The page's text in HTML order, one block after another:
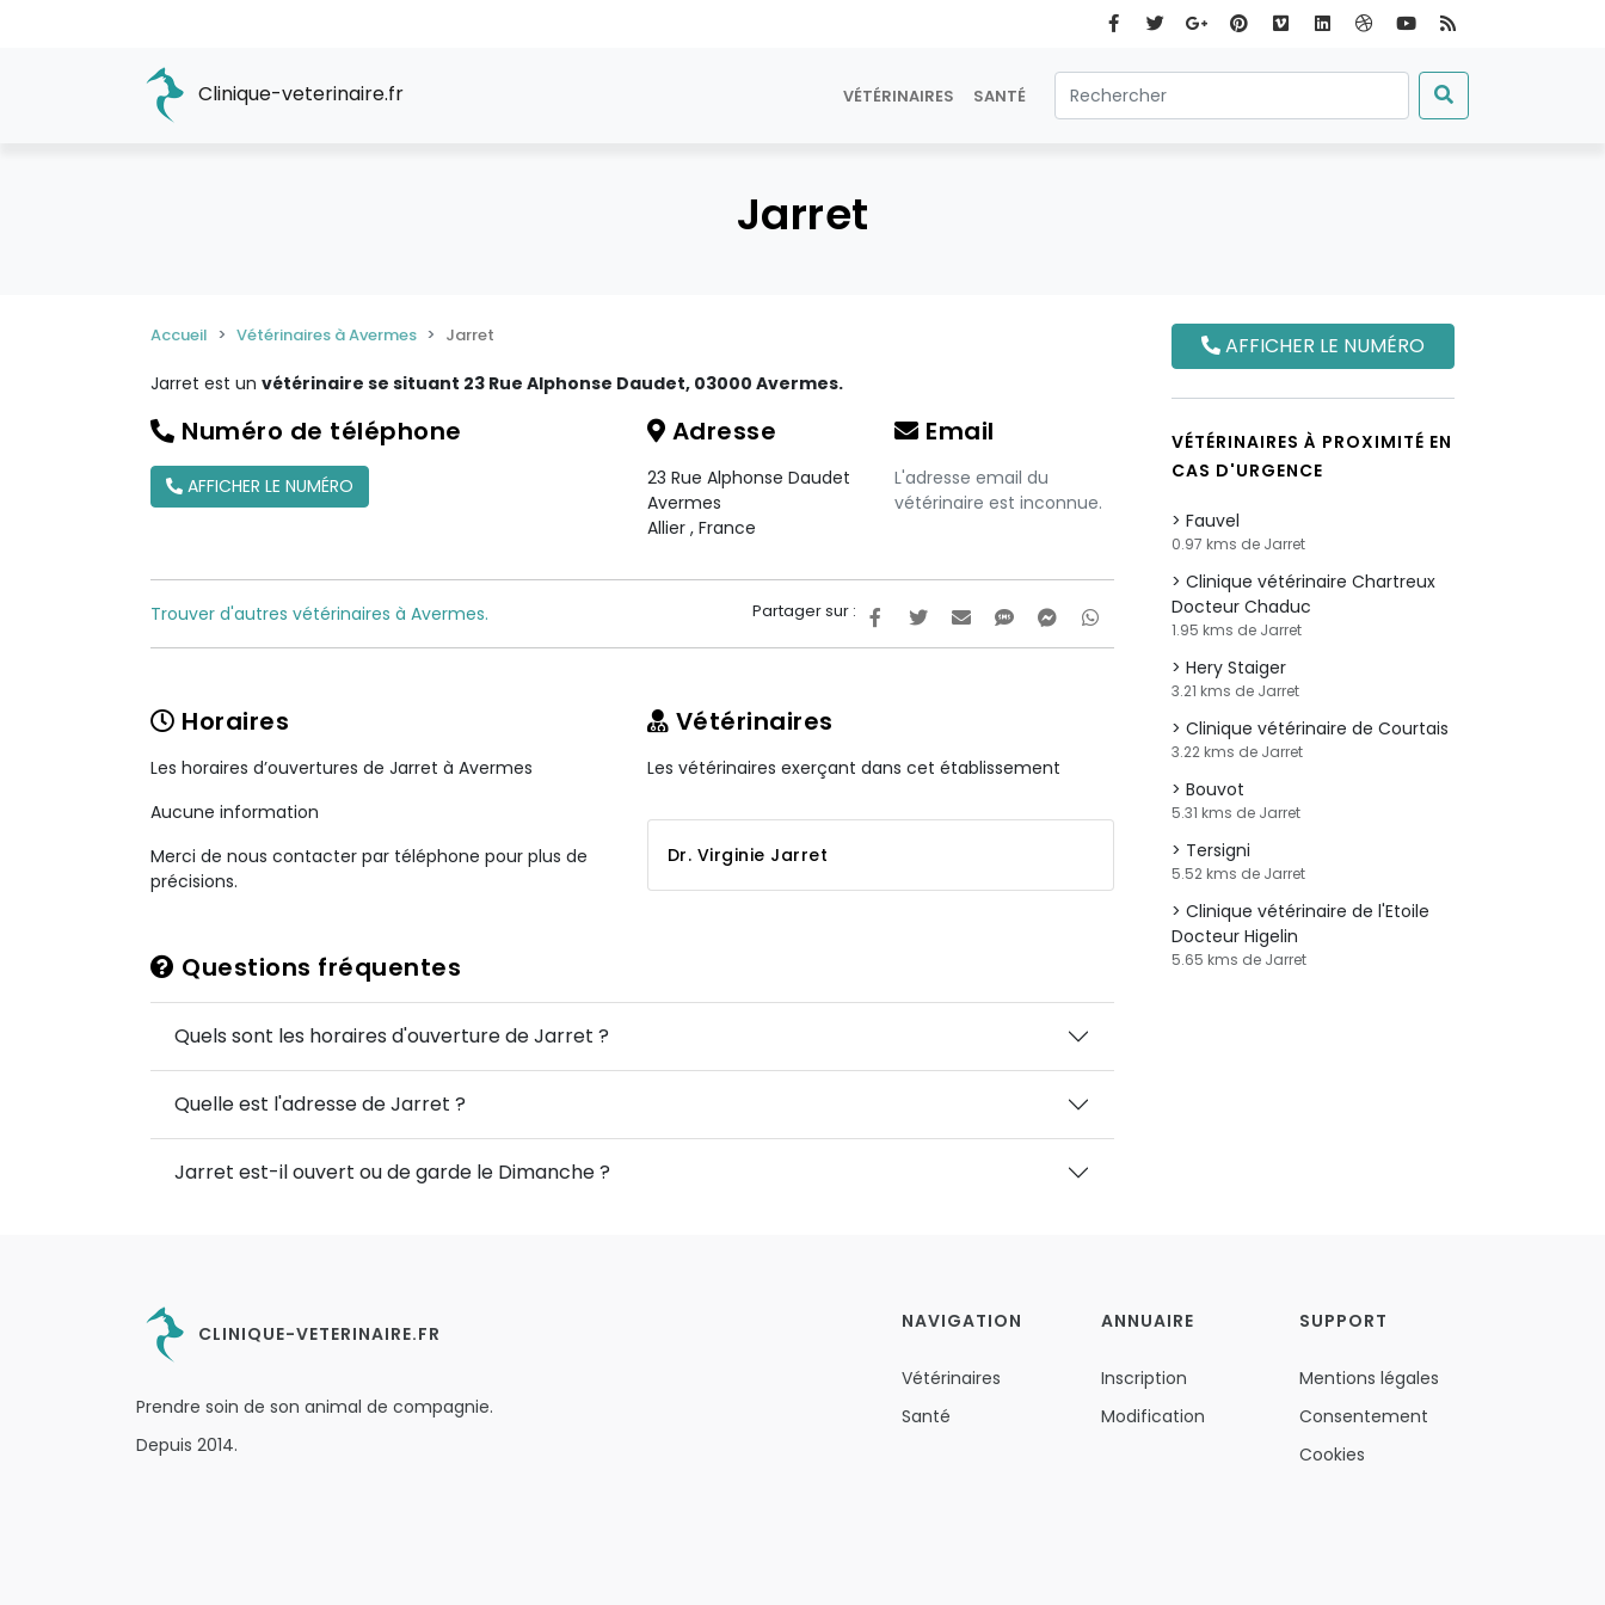
Clinique-veterinaire.fr VÉTÉRINAIRES SANTÉ
Jarret
Accueil Vétérinaires à Avermes Jarret
Jarret est un vétérinaire se situant 23 Rue Alphonse Daudet, 03000 Avermes.
Numéro de téléphone
AFFICHER LE NUMÉRO
Adresse
23 Rue Alphonse Daudet
Avermes
Allier , France
Email
L'adresse email du
vétérinaire est inconnue.
Partager sur :
Trouver d'autres vétérinaires à Avermes.
Horaires
Les horaires d’ouvertures de Jarret à Avermes
Aucune information
Merci de nous contacter par téléphone pour plus de
précisions.
Vétérinaires
Les vétérinaires exerçant dans cet établissement
Dr. Virginie Jarret
Questions fréquentes
Quels sont les horaires d'ouverture de Jarret ?
Quelle est l'adresse de Jarret ?
Jarret est-il ouvert ou de garde le Dimanche ?
AFFICHER LE NUMÉRO
VÉTÉRINAIRES À PROXIMITÉ EN
CAS D'URGENCE
Fauvel
0.97 kms de Jarret
Clinique vétérinaire Chartreux
Docteur Chaduc
1.95 kms de Jarret
Hery Staiger
3.21 kms de Jarret
Clinique vétérinaire de Courtais
3.22 kms de Jarret
Bouvot
5.31 kms de Jarret
Tersigni
5.52 kms de Jarret
Clinique vétérinaire de l'Etoile
Docteur Higelin
5.65 kms de Jarret
CLINIQUE-VETERINAIRE.FR
Prendre soin de son animal de compagnie.
Depuis 2014.
NAVIGATION
Vétérinaires
Santé
ANNUAIRE
Inscription
Modification
SUPPORT
Mentions légales
Consentement
Cookies